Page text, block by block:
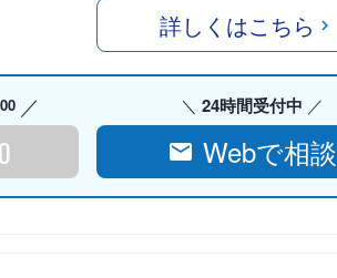
詳しくはこちら
24時間受付中
Webで相談